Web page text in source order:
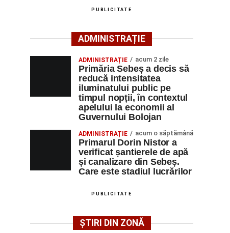
PUBLICITATE
ADMINISTRAȚIE
ADMINISTRAȚIE acum 2 zile
Primăria Sebeș a decis să
reducă intensitatea
iluminatului public pe
timpul nopții, în contextul
apelului la economii al
Guvernului Bolojan
ADMINISTRAȚIE acum o săptămână
Primarul Dorin Nistor a
verificat șantierele de apă
și canalizare din Sebeș.
Care este stadiul lucrărilor
PUBLICITATE
ȘTIRI DIN ZONĂ